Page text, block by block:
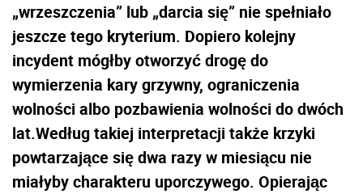
„wrzeszczenia” lub „darcia się” nie spełniało
jeszcze tego kryterium. Dopiero kolejny
incydent mógłby otworzyć drogę do
wymierzenia kary grzywny, ograniczenia
wolności albo pozbawienia wolności do dwóch
lat.Według takiej interpretacji także krzyki
powtarzające się dwa razy w miesiącu nie
miałyby charakteru uporczywego. Opierając